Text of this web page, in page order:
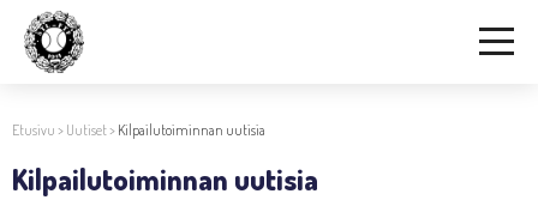
Etusivu > Uutiset> Kilpailutoiminnan uutisia
Kilpailutoiminnan uutisia